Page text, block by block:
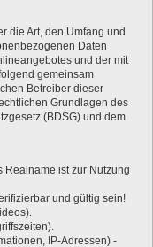
die Art, den Umfang und
Daten
und der mit
gemeinsam
Betreiber dieser
Grundlagen des
(BDSG) und dem
Realname ist zur Nutzung
und gültig sein!
IP-Adressen) -